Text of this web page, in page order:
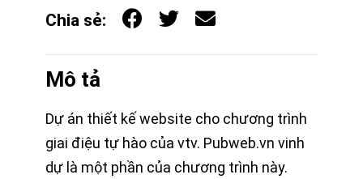
Chia sẻ:
Mô tả
Dự án thiết kế website cho chương trình
giai điệu tự hào của vtv. Pubweb.vn vinh
dự là một phần của chương trình này.